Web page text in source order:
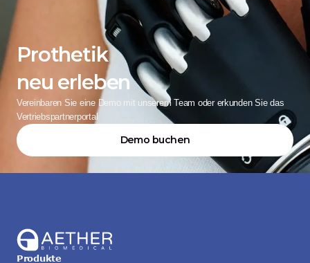
Prothetik
neu erleben
Vereinbaren Sie eine Demo mit unserem Team oder erkunden Sie das
Vertriebspartnerportal
Demo buchen
Produkte